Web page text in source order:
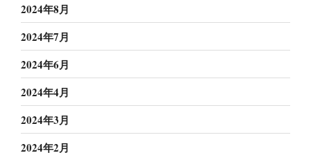
2024年8月
2024年7月
2024年6月
2024年4月
2024年3月
2024年2月